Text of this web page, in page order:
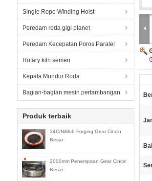
Single Rope Winding Hoist
Peredam roda gigi planet
Peredam Kecepatan Poros Paralel
Rotary kiln semen
Kepala Mundur Roda
Bagian-bagian mesin pertambangan
Produk terbaik
34CrNiMo6 Forging Gear Cincin
Besar
2000mm Penempaan Gear Cincin
Besar